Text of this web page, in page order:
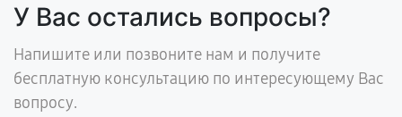
У Вас остались вопросы?
Напишите или позвоните нам и получите
бесплатную консультацию по интересующему Вас
вопросу.